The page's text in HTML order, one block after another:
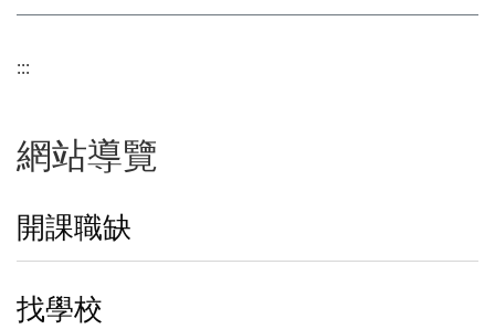
:::
網站導覽
開課職缺
找學校